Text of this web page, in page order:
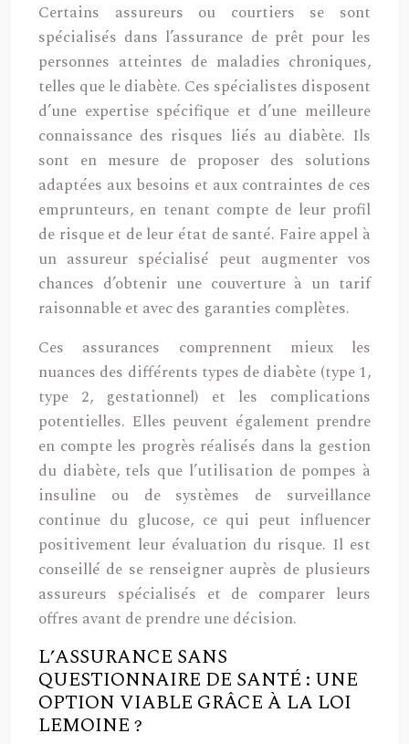
Certains assureurs ou courtiers se sont
spécialisés dans l’assurance de prêt pour les
personnes atteintes de maladies chroniques,
telles que le diabète. Ces spécialistes disposent
d’une expertise spécifique et d’une meilleure
connaissance des risques liés au diabète. Ils
sont en mesure de proposer des solutions
adaptées aux besoins et aux contraintes de ces
emprunteurs, en tenant compte de leur profil
de risque et de leur état de santé. Faire appel à
un assureur spécialisé peut augmenter vos
chances d’obtenir une couverture à un tarif
raisonnable et avec des garanties complètes.
Ces assurances comprennent mieux les
nuances des différents types de diabète (type 1,
type 2, gestationnel) et les complications
potentielles. Elles peuvent également prendre
en compte les progrès réalisés dans la gestion
du diabète, tels que l’utilisation de pompes à
insuline ou de systèmes de surveillance
continue du glucose, ce qui peut influencer
positivement leur évaluation du risque. Il est
conseillé de se renseigner auprès de plusieurs
assureurs spécialisés et de comparer leurs
offres avant de prendre une décision.
L’ASSURANCE SANS
QUESTIONNAIRE DE SANTÉ : UNE
OPTION VIABLE GRÂCE À LA LOI
LEMOINE ?